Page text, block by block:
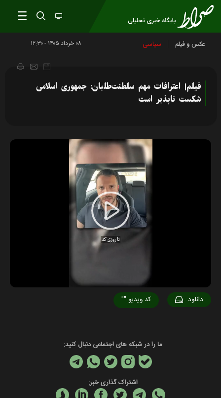
عکس و فیلم سیاسی ۰۸ خرداد ۱۴۰۵ - ۱۲:۳۰
فیلم| اعترافات مهم سلطنت‌طلبان: جمهوری اسلامی
شکست ناپذیر است
Play
Video
"" کد ویدیو دانلود
ما را در شبکه های اجتماعی دنبال کنید:
اشتراک گذاری خبر: